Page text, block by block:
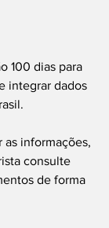
100 dias para
integrar dados
as informações,
consulte
de forma